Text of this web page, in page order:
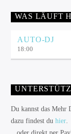
WAS LÄUFT
AUTO-DJ
18:00
Du kannst das Mehr
dazu findest duhier